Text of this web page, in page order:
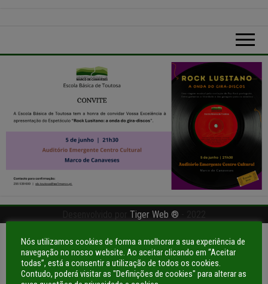
Tiger Web ®
Nós utilizamos cookies de forma a melhorar a sua experiência de
navegação no nosso website. Ao aceitar clicando em “Aceitar
todas”, está a consentir a utilização de todos os cookies.
Contudo, poderá visitar as "Definições de cookies" para alterar as